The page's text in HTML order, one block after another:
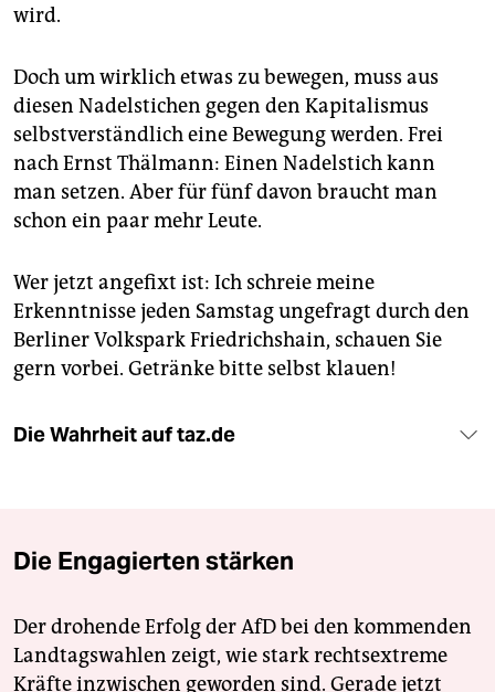
wird.
Doch um wirklich etwas zu bewegen, muss aus
diesen Nadelstichen gegen den Kapitalismus
selbstverständlich eine Bewegung werden. Frei
nach Ernst Thälmann: Einen Nadelstich kann
man setzen. Aber für fünf davon braucht man
schon ein paar mehr Leute.
Wer jetzt angefixt ist: Ich schreie meine
Erkenntnisse jeden Samstag ungefragt durch den
Berliner Volkspark Friedrichshain, schauen Sie
gern vorbei. Getränke bitte selbst klauen!
Die Wahrheit auf taz.de
Die Engagierten stärken
Der drohende Erfolg der AfD bei den kommenden
Landtagswahlen zeigt, wie stark rechtsextreme
Kräfte inzwischen geworden sind. Gerade jetzt